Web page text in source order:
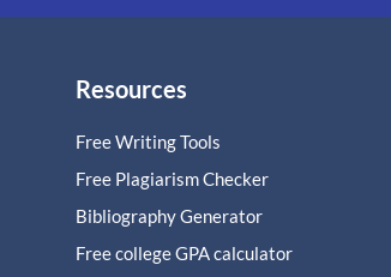
Resources
Free Writing Tools
Free Plagiarism Checker
Bibliography Generator
Free college GPA calculator